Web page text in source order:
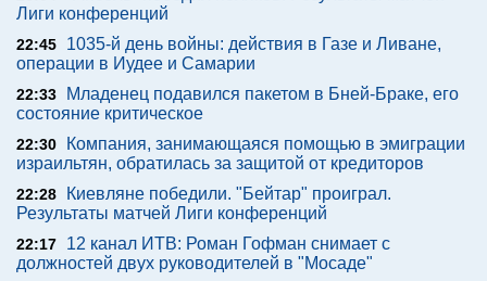
Лиги конференций
22:45
1035-й день войны: действия в Газе и Ливане,
операции в Иудее и Самарии
22:33
Младенец подавился пакетом в Бней-Браке, его
состояние критическое
22:30
Компания, занимающаяся помощью в эмиграции
израильтян, обратилась за защитой от кредиторов
22:28
Киевляне победили. "Бейтар" проиграл.
Результаты матчей Лиги конференций
22:17
12 канал ИТВ: Роман Гофман снимает с
должностей двух руководителей в "Мосаде"